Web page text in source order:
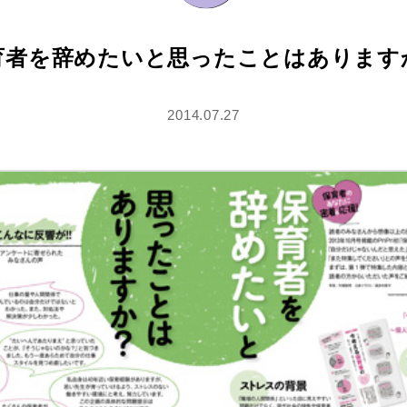
者を辞めたいと思ったことはあります
2014.07.27